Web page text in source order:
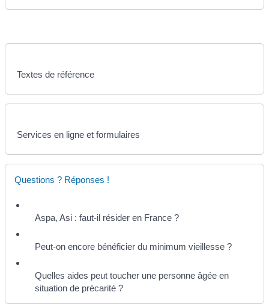
Textes de référence
Services en ligne et formulaires
Questions ? Réponses !
Aspa, Asi : faut-il résider en France ?
Peut-on encore bénéficier du minimum vieillesse ?
Quelles aides peut toucher une personne âgée en
situation de précarité ?